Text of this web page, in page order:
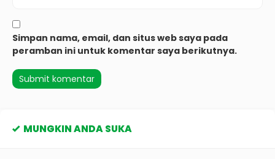
Simpan nama, email, dan situs web saya pada
peramban ini untuk komentar saya berikutnya.
MUNGKIN ANDA SUKA